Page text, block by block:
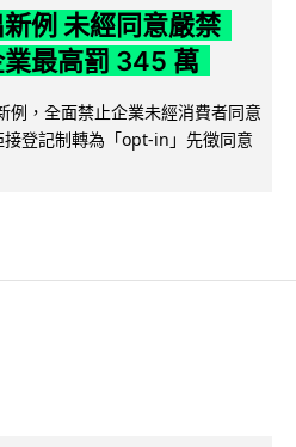
例 未經同意嚴禁
最高罰 345 萬
例，全面禁止企業未經消費者同意
登記制轉為「opt-in」先徵同意